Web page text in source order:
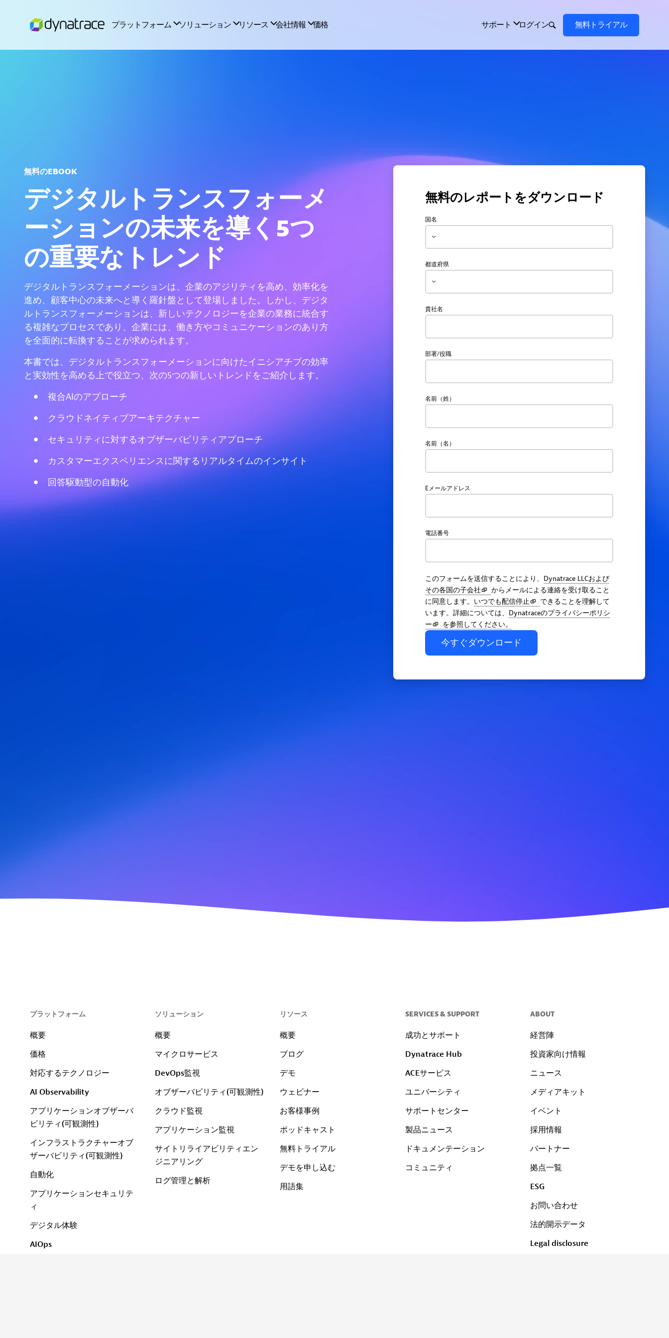
無料のEBOOK
デジタルトランスフォーメ
ーションの未来を導く5つ
の重要なトレンド
デジタルトランスフォーメーションは、企業のアジリティを高め、効率化を
進め、顧客中心の未来へと導く羅針盤として登場しました。しかし、デジタ
ルトランスフォーメーションは、新しいテクノロジーを企業の業務に統合す
る複雑なプロセスであり、企業には、働き方やコミュニケーションのあり方
を全面的に転換することが求められます。
本書では、デジタルトランスフォーメーションに向けたイニシアチブの効率
と実効性を高める上で役立つ、次の5つの新しいトレンドをご紹介します。
複合AIのアプローチ
クラウドネイティブアーキテクチャー
セキュリティに対するオブザーバビリティアプローチ
カスタマーエクスペリエンスに関するリアルタイムのインサイト
回答駆動型の自動化
無料のレポートをダウンロード
国名
都道府県
貴社名
部署/役職
名前（姓）
名前（名）
Eメールアドレス
電話番号
このフォームを送信することにより、 Dynatrace LLCおよび
その各国の子会社
からメールによる連絡を受け取ること
に同意します。 いつでも配信停止
できることを理解して
います。詳細については、 Dynatraceのプライバシーポリシ
ー
を参照してください。
今すぐダウンロード